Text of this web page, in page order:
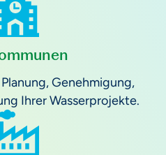
Genehmigung,
Ihrer Wasserprojekte.